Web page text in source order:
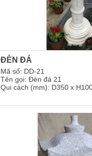
ĐÈN ĐÁ
Mã số: DD-21
Tên gọi: Đèn đá 21
Qui cách (mm): D350 x